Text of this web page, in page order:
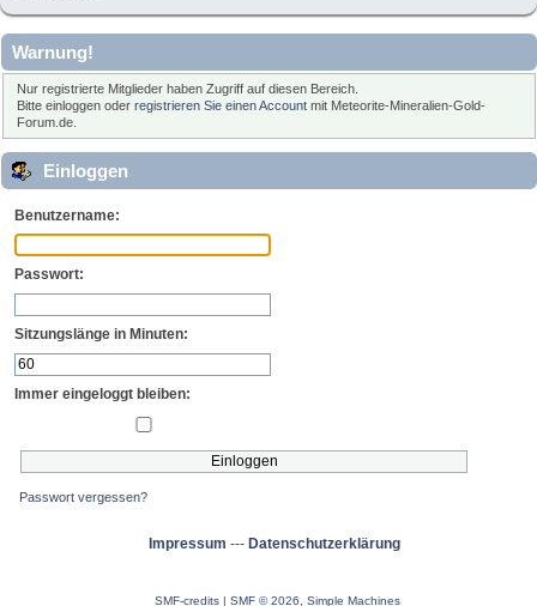
Warnung!
Nur registrierte Mitglieder haben Zugriff auf diesen Bereich.
Bitte einloggen oderregistrieren Sie einen Account mit Meteorite-Mineralien-Gold-
Forum.de.
Einloggen
Benutzername:
Passwort:
Sitzungslänge in Minuten:
Immer eingeloggt bleiben:
Passwort vergessen?
Impressum --- Datenschutzerklärung
SMF-credits SMF © 2026, Simple Machines